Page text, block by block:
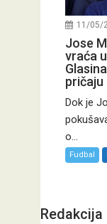
11/05/
Jose
vraća
pričaju
Dok je
o...
Fudbal
Redakcija